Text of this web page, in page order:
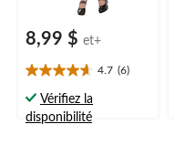
8,99 $ et+
4.7 (6)
4.7
étoile(s)
sur
Vérifiez la
disponibilité